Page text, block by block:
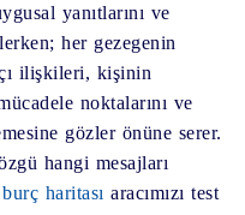
yanıtlarını ve
her gezegenin
ilişkileri, kişinin
noktalarını ve
gözler önüne serer.
hangi mesajları
haritası aracımızı test